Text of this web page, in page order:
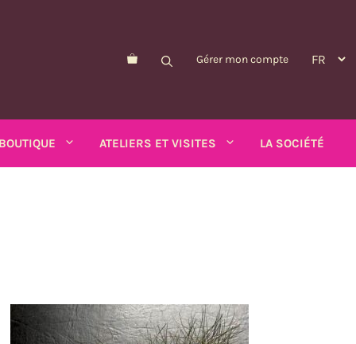
Gérer mon compte
Myosotis
Nicandre
Schizanthus
Soucis
BOUTIQUE ATELIERS ET VISITES LA SOCIÉTÉ